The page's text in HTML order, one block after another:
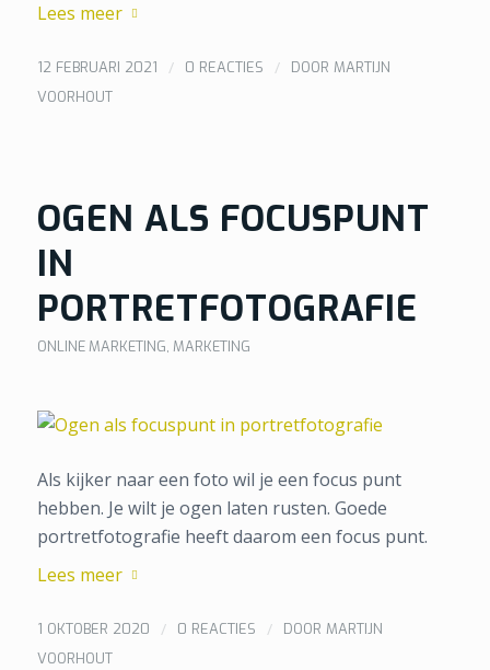
Lees meer
12 FEBRUARI 2021 / 0 REACTIES / DOOR MARTIJN
VOORHOUT
OGEN ALS FOCUSPUNT
IN
PORTRETFOTOGRAFIE
ONLINE MARKETING, MARKETING
Als kijker naar een foto wil je een focus punt
hebben. Je wilt je ogen laten rusten. Goede
portretfotografie heeft daarom een focus punt.
Lees meer
1 OKTOBER 2020 / 0 REACTIES / DOOR MARTIJN
VOORHOUT